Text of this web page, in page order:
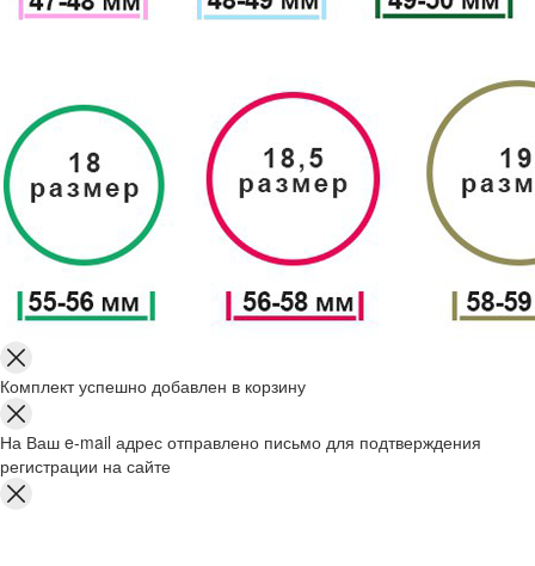
Комплект успешно добавлен в корзину
На Ваш e-mail адрес отправлено письмо для подтверждения
регистрации на сайте